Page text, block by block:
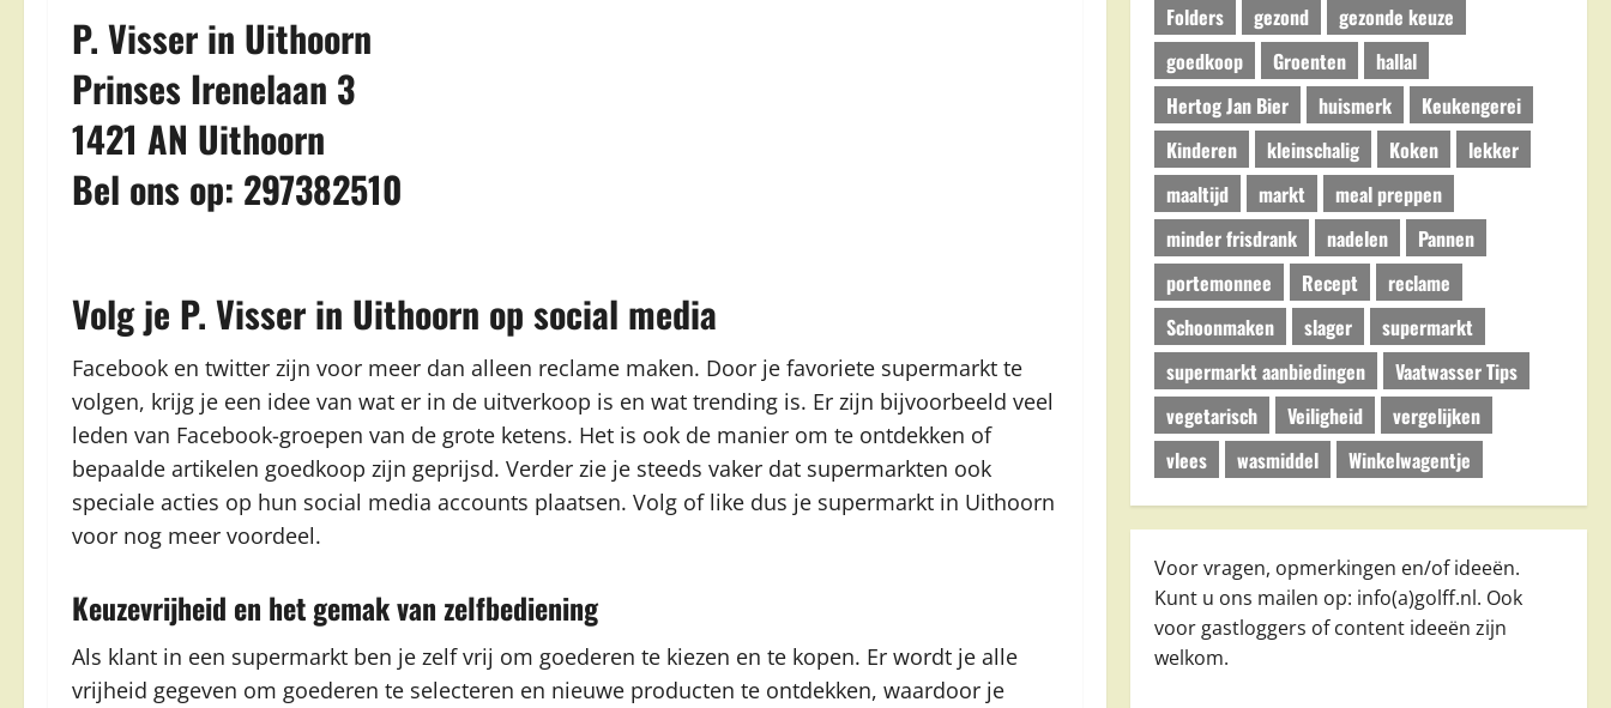
P. Visser in Uithoorn
Prinses Irenelaan 3
1421 AN Uithoorn
Bel ons op: 297382510
Volg je P. Visser in Uithoorn op social media
Facebook en twitter zijn voor meer dan alleen reclame maken. Door je favoriete supermarkt te
volgen, krijg je een idee van wat er in de uitverkoop is en wat trending is. Er zijn bijvoorbeeld veel
leden van Facebook-groepen van de grote ketens. Het is ook de manier om te ontdekken of
bepaalde artikelen goedkoop zijn geprijsd. Verder zie je steeds vaker dat supermarkten ook
speciale acties op hun social media accounts plaatsen. Volg of like dus je supermarkt in Uithoorn
voor nog meer voordeel.
Keuzevrijheid en het gemak van zelfbediening
Als klant in een supermarkt ben je zelf vrij om goederen te kiezen en te kopen. Er wordt je alle
vrijheid gegeven om goederen te selecteren en nieuwe producten te ontdekken, waardoor je
Folders
gezond
gezonde keuze
goedkoop
Groenten
hallal
Hertog Jan Bier
huismerk
Keukengerei
Kinderen
kleinschalig Koken
lekker
maaltijd
markt
meal preppen
minder frisdrank
nadelen
Pannen
portemonnee
Recept
reclame
Schoonmaken
slager
supermarkt
supermarkt aanbiedingen
Vaatwasser Tips
vegetarisch
Veiligheid
vergelijken
vlees
wasmiddel Winkelwagentje
Voor vragen, opmerkingen en/of ideeën.
Kunt u ons mailen op: info(a)golff.nl. Ook
voor gastloggers of content ideeën zijn
welkom.